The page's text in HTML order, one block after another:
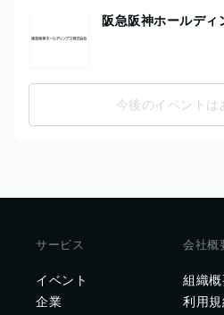
阪急阪神ホールディ
今後のイベントは
サービス
イベント
企業
会社概
組織
利用規